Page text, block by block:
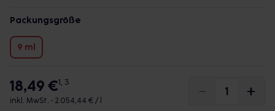
Packungsgröße
9 ml
18,49 €1, 3
inkl. MwSt. • 2.054,44 € / l